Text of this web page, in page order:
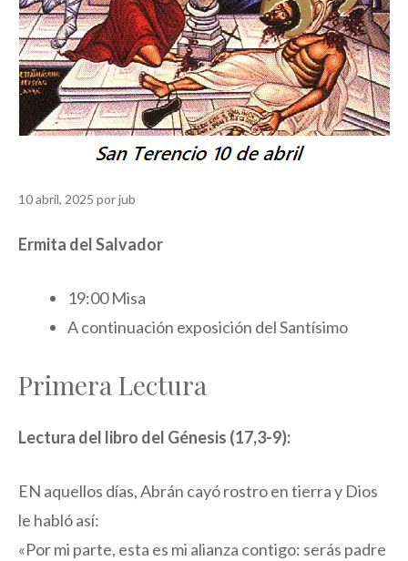
10 abril, 2025 porjub
Ermita del Salvador
19:00 Misa
A continuación exposición del Santísimo
Primera Lectura
Lectura del libro del Génesis (17,3-9):
EN aquellos días, Abrán cayó rostro en tierra y Dios
le habló así:
«Por mi parte, esta es mi alianza contigo: serás padre